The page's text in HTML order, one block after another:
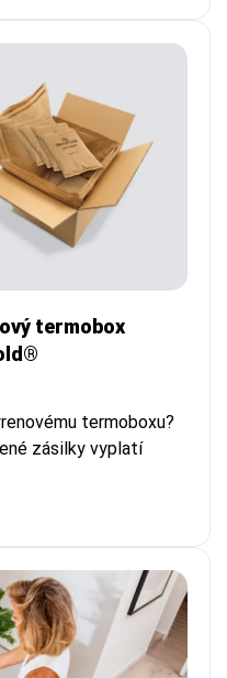
termobox
termoboxu?
zásilky vyplatí